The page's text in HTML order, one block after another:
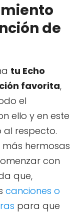
de
tu Echo
favorita,
el
ello y en este
respecto.
hermosas
con
que,
canciones o
para que